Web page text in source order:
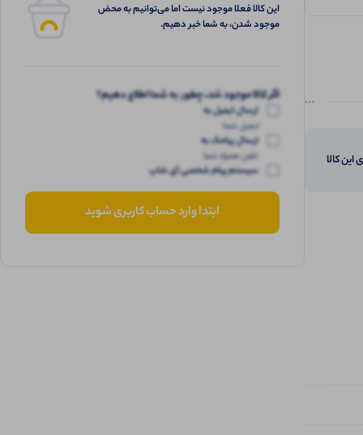
این کالا
این کالا فعلا موجود نیست اما می‌توانیم به محض
موجود شدن، به شما خبر دهیم.
اگر کالا موجود شد، چطور به شما اطلاع دهیم؟
ارسال ایمیل به
ایمیل شما
ارسال پیامک به
تلفن همراه شما
سیستم پیام شخصی آی شاپ
ابتدا وارد حساب کاربری شوید